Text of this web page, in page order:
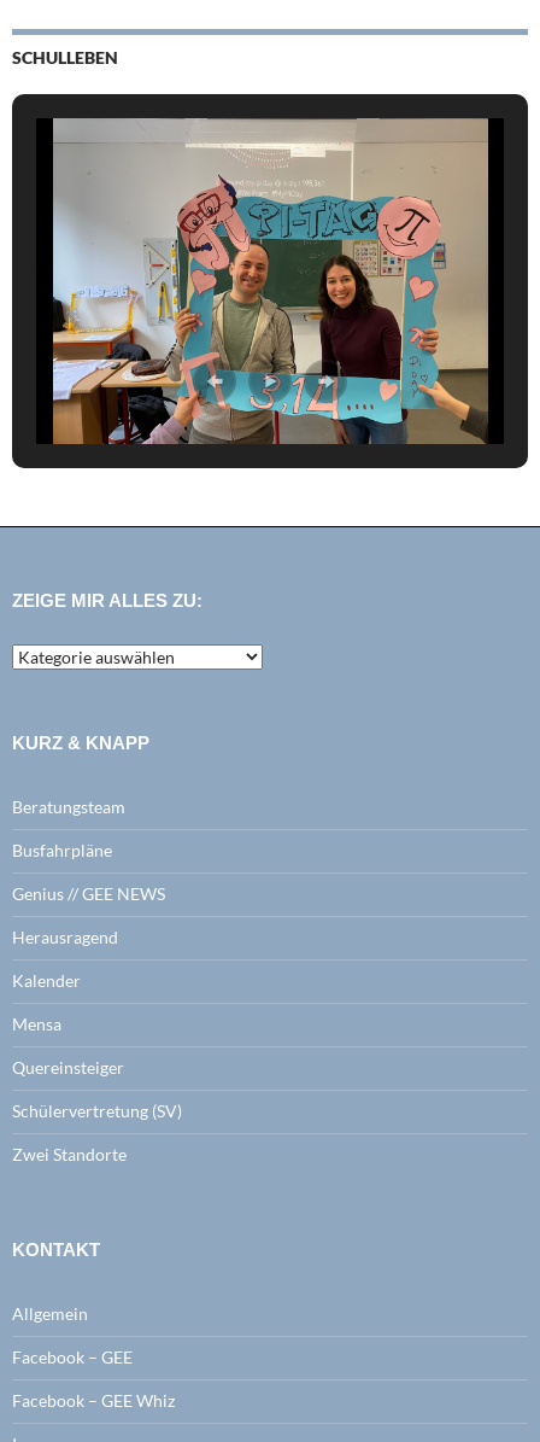
SCHULLEBEN
ZEIGE MIR ALLES ZU:
zeige
mir
KURZ & KNAPP
Beratungsteam
Busfahrpläne
Genius // GEE NEWS
Herausragend
Kalender
Mensa
Quereinsteiger
Schülervertretung (SV)
Zwei Standorte
KONTAKT
Allgemein
Facebook – GEE
Facebook – GEE Whiz